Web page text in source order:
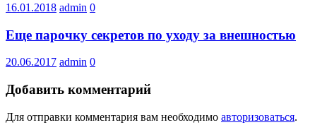
16.01.2018 admin 0
Еще парочку секретов по уходу за внешностью
20.06.2017 admin 0
Добавить комментарий
Для отправки комментария вам необходимо авторизоваться.